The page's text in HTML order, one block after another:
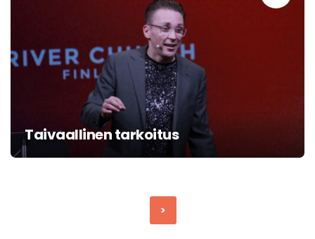
Taivaallinen tarkoitus
>